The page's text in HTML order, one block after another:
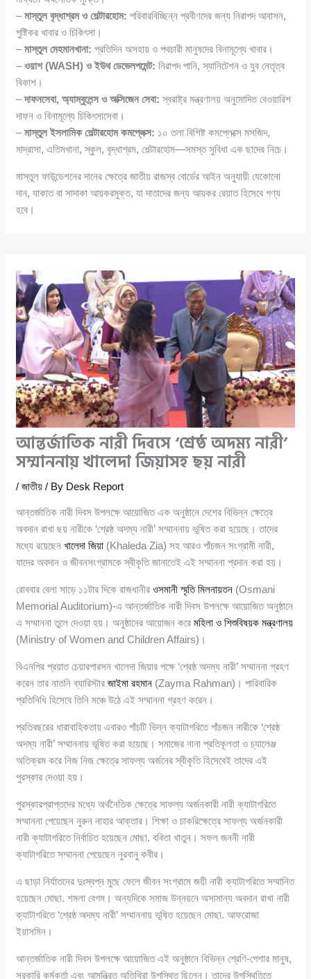
–মাস্তুল বৃদ্ধাশ্রম ও শেল্টারহোম: পরিবারবিচ্ছিন্ন প্রবীণদের জন্য নিরাপদ আবাসন,
পুষ্টিকর খাবার ও চিকিৎসা।
–মাস্তুল মেহমানখানা: প্রতিদিন অসহায় ও পথচারী মানুষদের বিনামূল্যে খাবার।
–ওয়াশ (WASH) ও ইউথ ডেভেলপমেন্ট: নিরাপদ পানি, স্যানিটেশন ও যুব নেতৃত্ব
বিকাশ।
–দাফনসেবা, অ্যাম্বুলেন্স ও অক্সিজেন সেবা: স্বরাষ্ট্র মন্ত্রণালয় অনুমোদিত বেওয়ারিশ
দাফন ও বিনামূল্যে চিকিৎসাসেবা।
–মাস্তুল ইসলামিক শেল্টারহোম কমপ্লেক্স: ১০ তলা বিশিষ্ট কমপ্লেক্সে মসজিদ,
মাদ্রাসা, এতিমখানা, স্কুল, বৃদ্ধাশ্রম, শেল্টারহোম—সমস্ত সুবিধা এক ছাদের নিচে।
মাস্তুল ফাউন্ডেশনের দানের ক্ষেত্রে জাতীয় রাজস্ব বোর্ডের আইন অনুযায়ী যেকোনো
দান, যাকাত বা সাদাকা আয়করমুক্ত, যা দাতাদের জন্য আয়কর রেয়াত হিসেবে গণ্য
হবে।
আন্তর্জাতিক নারী দিবসে ‘শ্রেষ্ঠ অদম্য নারী’
সম্মাননায় খালেদা জিয়াসহ ছয় নারী
/জাতীয় / By Desk Report
আন্তর্জাতিক নারী দিবস উপলক্ষে আয়োজিত এক অনুষ্ঠানে দেশের বিভিন্ন ক্ষেত্রে
অবদান রাখা ছয় নারীকে ‘শ্রেষ্ঠ অদম্য নারী’ সম্মাননায় ভূষিত করা হয়েছে। তাদের
মধ্যে রয়েছেনখালেদা জিয়া (Khaleda Zia) সহ আরও পাঁচজন সংগ্রামী নারী,
যাদের অবদান ও জীবনসংগ্রামকে স্বীকৃতি জানাতেই এই সম্মাননা প্রদান করা হয়।
রোববার বেলা সাড়ে ১১টার দিকে রাজধানীরওসমানী স্মৃতি মিলনায়তন (Osmani
Memorial Auditorium)-এ আন্তর্জাতিক নারী দিবস উপলক্ষে আয়োজিত অনুষ্ঠানে
এ সম্মাননা তুলে দেওয়া হয়। অনুষ্ঠানের আয়োজন করেমহিলা ও শিশুবিষয়ক মন্ত্রণালয়
(Ministry of Women and Children Affairs)।
বিএনপির প্রয়াত চেয়ারপারসন খালেদা জিয়ার পক্ষে ‘শ্রেষ্ঠ অদম্য নারী’ সম্মাননা গ্রহণ
করেন তার নাতনি ব্যারিস্টারজাইমা রহমান (Zayma Rahman)। পারিবারিক
প্রতিনিধি হিসেবে তিনি মঞ্চে উঠে এই সম্মাননা গ্রহণ করেন।
প্রতিবছরের ধারাবাহিকতায় এবারও পাঁচটি ভিন্ন ক্যাটাগরিতে পাঁচজন নারীকে ‘শ্রেষ্ঠ
অদম্য নারী’ সম্মাননায় ভূষিত করা হয়েছে। সমাজের নানা প্রতিকূলতা ও চ্যালেঞ্জ
অতিক্রম করে নিজ নিজ ক্ষেত্রে সাফল্য অর্জনের স্বীকৃতি হিসেবেই তাদের এই
পুরস্কার দেওয়া হয়।
পুরস্কারপ্রাপ্তদের মধ্যে অর্থনৈতিক ক্ষেত্রে সাফল্য অর্জনকারী নারী ক্যাটাগরিতে
সম্মাননা পেয়েছেন নুরুন নাহার আক্তার। শিক্ষা ও চাকরিক্ষেত্রে সাফল্য অর্জনকারী
নারী ক্যাটাগরিতে নির্বাচিত হয়েছেন মোছা. ববিতা খাতুন। সফল জননী নারী
ক্যাটাগরিতে সম্মাননা পেয়েছেন নুরবানু কবীর।
এ ছাড়া নির্যাতনের দুঃস্বপ্ন মুছে ফেলে জীবন সংগ্রামে জয়ী নারী ক্যাটাগরিতে সম্মানিত
হয়েছেন মোছা. শমলা বেগম। অন্যদিকে সমাজ উন্নয়নে অসামান্য অবদান রাখা নারী
ক্যাটাগরিতে ‘শ্রেষ্ঠ অদম্য নারী’ সম্মাননায় ভূষিত হয়েছেন মোছা. আফরোজা
ইয়াসমিন।
আন্তর্জাতিক নারী দিবস উপলক্ষে আয়োজিত এই অনুষ্ঠানে বিভিন্ন শ্রেণি-পেশার মানুষ,
সরকারি কর্মকর্তা এবং আমন্ত্রিত অতিথিরা উপস্থিত ছিলেন। তাদের উপস্থিতিতে